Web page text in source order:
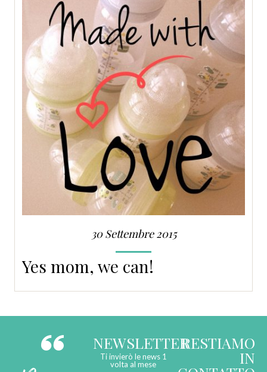
30 Settembre 2015
Yes mom, we can!
NEWSLETTER
Ti invierò le news 1
volta al mese
RESTIAMO
IN